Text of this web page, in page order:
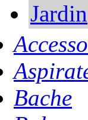
Jardin
Bache